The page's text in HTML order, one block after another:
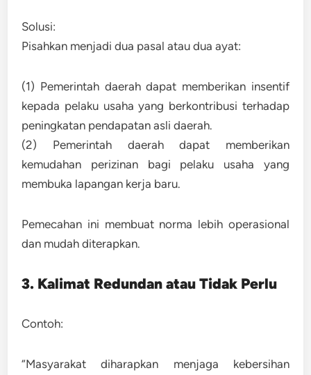
Solusi:
Pisahkan menjadi dua pasal atau dua ayat:
(1) Pemerintah daerah dapat memberikan insentif
kepada pelaku usaha yang berkontribusi terhadap
peningkatan pendapatan asli daerah.
(2) Pemerintah daerah dapat memberikan
kemudahan perizinan bagi pelaku usaha yang
membuka lapangan kerja baru.
Pemecahan ini membuat norma lebih operasional
dan mudah diterapkan.
3. Kalimat Redundan atau Tidak Perlu
Contoh:
“Masyarakat diharapkan menjaga kebersihan